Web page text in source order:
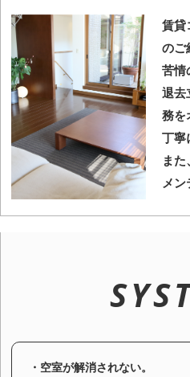
賃貸
のご
苦情
退去
務を
丁寧
ま
メン
全性
預り
・空室が解消されない。